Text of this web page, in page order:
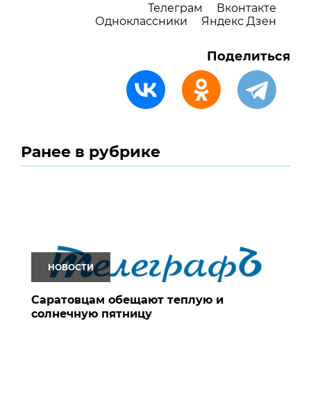
Телеграм
Вконтакте
Одноклассники
Яндекс Дзен
Поделиться
Ранее в рубрике
НОВОСТИ
Саратовцам обещают теплую и
солнечную пятницу